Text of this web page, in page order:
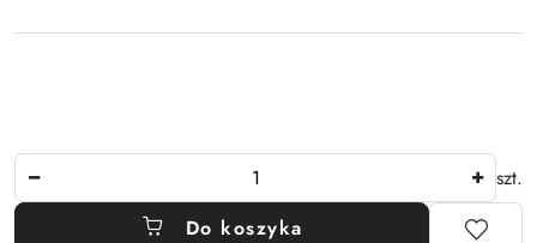
szt.
Do koszyka